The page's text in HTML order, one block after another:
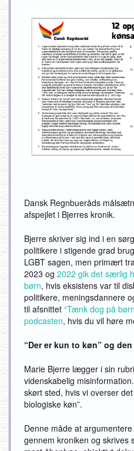
Dansk Regnbueråds
afspejlet i Bjerres kronik.
Bjerre skriver sig ind i en
politikere i stigende grad
LGBT sagen, men primært
2023 og 2022 gik det særlig
børn, hvis eksistens var til
politikere, meningsdannere
til afsnittet “Tænk dog på
podcasten, hvis du vil høre
“Der er kun to køn” og
Marie Bjerre lægger i sin
videnskabelig
skørt sted, hvis vi overser
biologiske køn”.
Denne måde at
gennem kroniken og skrives